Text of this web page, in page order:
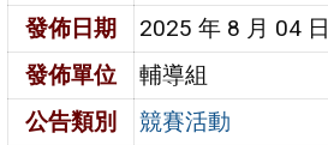
發佈日期
2025 年 8 月 04 日
發佈單位
輔導組
公告類別
競賽活動